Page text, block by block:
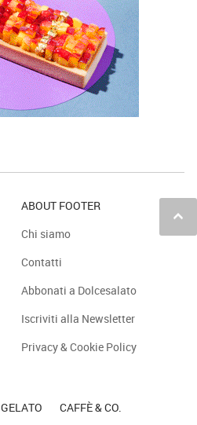
keyboard_arrow_up
ABOUT FOOTER
Chi siamo
Contatti
Abbonati a Dolcesalato
Iscriviti alla Newsletter
Privacy & Cookie Policy
GELATO CAFFÈ & CO.